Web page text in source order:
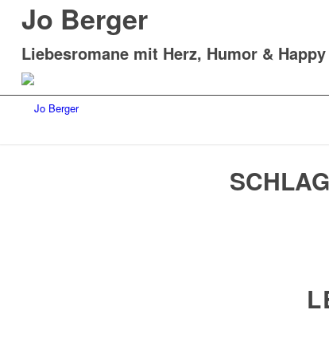
Jo Berger
Liebesromane mit Herz, Humor &